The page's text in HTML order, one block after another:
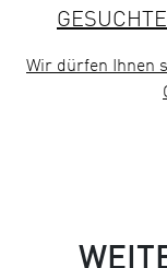
Wir dürfen Ihnen